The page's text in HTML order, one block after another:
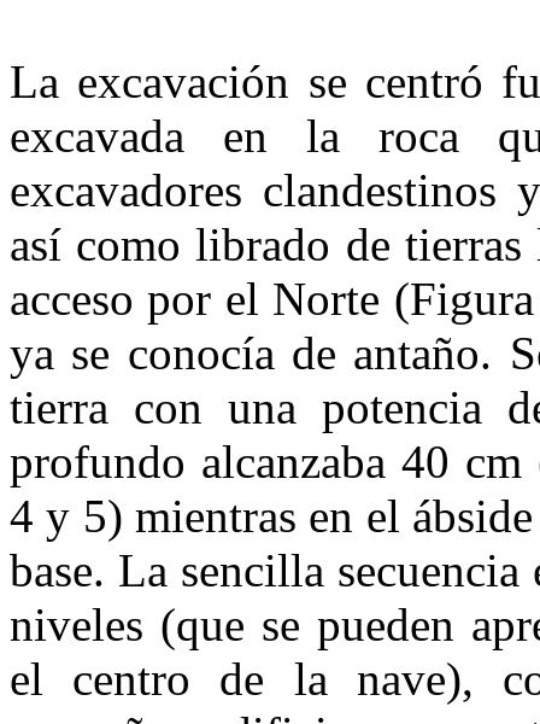
La excavación se centró
excavada en la roca
excavadores clandestinos
así como librado de tierras
acceso por el Norte
ya se conocía de antaño.
tierra con una potencia
profundo alcanzaba 40
4 y 5) mientras en el
base. La sencilla
niveles (que se pueden
el centro de la nave),